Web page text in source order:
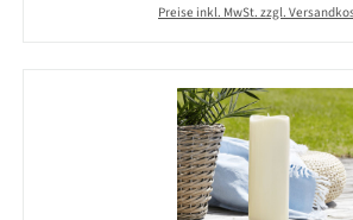
Preise inkl. MwSt. zzgl.